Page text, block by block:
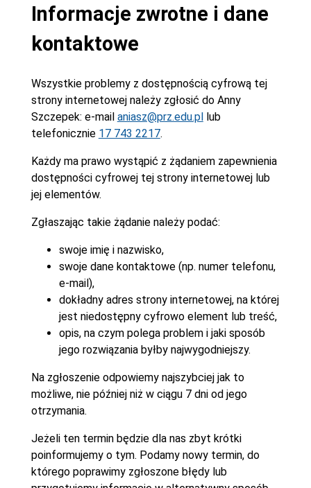
Informacje zwrotne i dane
kontaktowe
Wszystkie problemy z dostępnością cyfrową tej
strony internetowej należy zgłosić do Anny
Szczepek: e-mail aniasz@prz.edu.pllub
telefonicznie 17 743 2217.
Każdy ma prawo wystąpić z żądaniem zapewnienia
dostępności cyfrowej tej strony internetowej lub
jej elementów.
Zgłaszając takie żądanie należy podać:
swoje imię i nazwisko,
swoje dane kontaktowe (np. numer telefonu,
e-mail),
dokładny adres strony internetowej, na której
jest niedostępny cyfrowo element lub treść,
opis, na czym polega problem i jaki sposób
jego rozwiązania byłby najwygodniejszy.
Na zgłoszenie odpowiemy najszybciej jak to
możliwe, nie później niż w ciągu 7 dni od jego
otrzymania.
Jeżeli ten termin będzie dla nas zbyt krótki
poinformujemy o tym. Podamy nowy termin, do
którego poprawimy zgłoszone błędy lub